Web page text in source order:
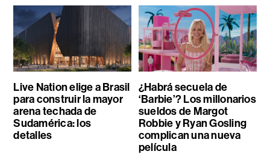
Live Nation elige a Brasil
para construir la mayor
arena techada de
Sudamérica: los
detalles
¿Habrá secuela de
‘Barbie’? Los millonarios
sueldos de Margot
Robbie y Ryan Gosling
complican una nueva
película